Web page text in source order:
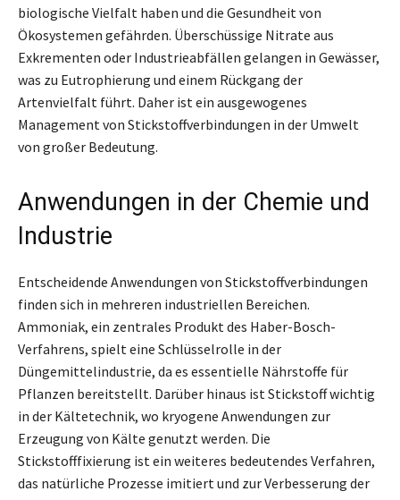
biologische Vielfalt haben und die Gesundheit von
Ökosystemen gefährden. Überschüssige Nitrate aus
Exkrementen oder Industrieabfällen gelangen in Gewässer,
was zu Eutrophierung und einem Rückgang der
Artenvielfalt führt. Daher ist ein ausgewogenes
Management von Stickstoffverbindungen in der Umwelt
von großer Bedeutung.
Anwendungen in der Chemie und
Industrie
Entscheidende Anwendungen von Stickstoffverbindungen
finden sich in mehreren industriellen Bereichen.
Ammoniak, ein zentrales Produkt des Haber-Bosch-
Verfahrens, spielt eine Schlüsselrolle in der
Düngemittelindustrie, da es essentielle Nährstoffe für
Pflanzen bereitstellt. Darüber hinaus ist Stickstoff wichtig
in der Kältetechnik, wo kryogene Anwendungen zur
Erzeugung von Kälte genutzt werden. Die
Stickstofffixierung ist ein weiteres bedeutendes Verfahren,
das natürliche Prozesse imitiert und zur Verbesserung der